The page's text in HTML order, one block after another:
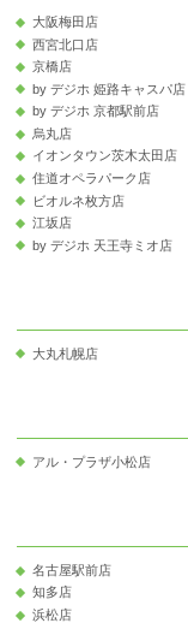
大阪梅田店
西宮北口店
京橋店
by デジホ 姫路キャスパ店
by デジホ 京都駅前店
烏丸店
イオンタウン茨木太田店
住道オペラパーク店
ビオルネ枚方店
江坂店
by デジホ 天王寺ミオ店
大丸札幌店
アル・プラザ小松店
名古屋駅前店
知多店
浜松店